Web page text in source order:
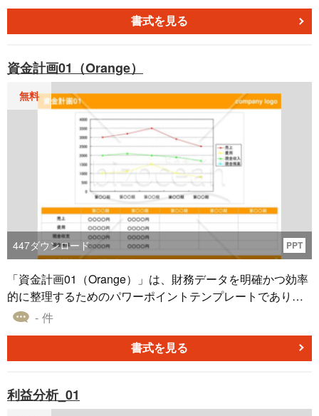
書式を見る
資金計画01（Orange）
無料
447ダウンロード PPT
「資金計画01（Orange）」は、財務データを明確かつ効率
的に整理するためのパワーポイントテンプレートであり、
売上から費用、現金収入、そして現金残高まで、5年間にわ
れています。このテンプレートは、特に新規事業計画や長
期戦略の策定、さらには経営改善計画の作成に際して有用
め、時間経過に伴うトレンドを即座に識別することが可能
- 件
書式を見る
利益分析_01